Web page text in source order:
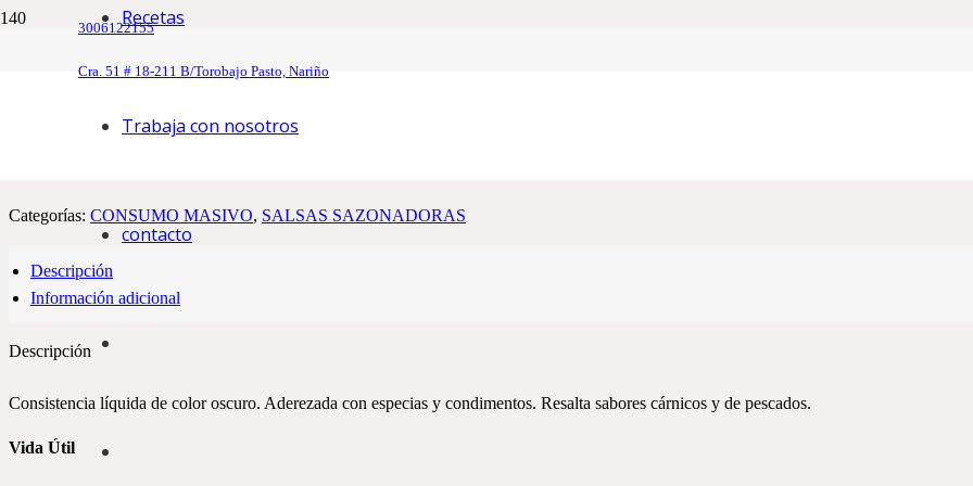
3006122155
Cra. 51 # 18-211 B/Torobajo Pasto, Nariño
Recetas
Trabaja con nosotros
contacto
Categorías: CONSUMO MASIVO, SALSAS SAZONADORAS
Descripción
Información adicional
Descripción
Consistencia líquida de color oscuro. Aderezada con especias y condimentos. Resalta sabores cárnicos y de pescados.
Vida Útil